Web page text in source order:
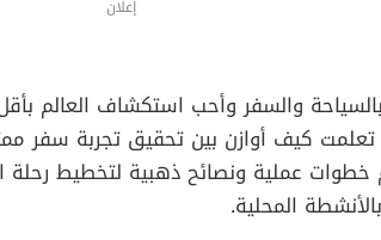
إعلان
والسفر وأحب استكشاف العالم
تعلمت كيف أوازن بين تحقيق تجربة سفر
عملية ونصائح ذهبية لتخطيط رحلة
المحلية.